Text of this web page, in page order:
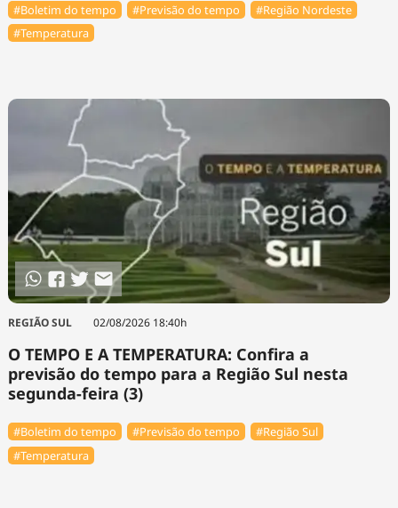
#Boletim do tempo #Previsão do tempo
#Região Nordeste
#Temperatura
REGIÃO SUL 02/08/2026 18:40h
O TEMPO E A TEMPERATURA: Confira a
previsão do tempo para a Região Sul nesta
segunda-feira (3)
#Boletim do tempo #Previsão do tempo
#Região Sul
#Temperatura